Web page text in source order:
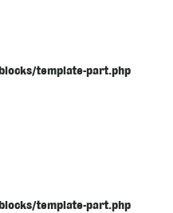
template-part.php
template-part.php